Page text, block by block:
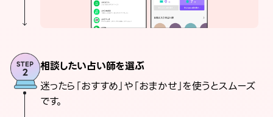
相談したい占い師を選ぶ
迷ったら「おすすめ」や「おまかせ」を使うとスムーズ
です。